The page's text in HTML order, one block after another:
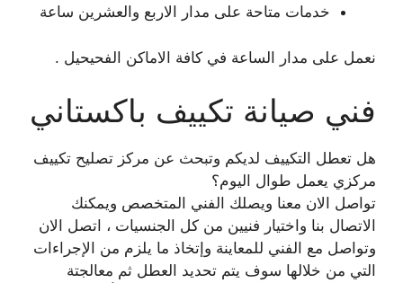
خدمات متاحة على مدار الاربع والعشرين ساعة
نعمل على مدار الساعة في كافة الاماكن الفحيحيل .
فني صيانة تكييف باكستاني
هل تعطل التكييف لديكم وتبحث عن مركز تصليح تكييف
مركزي يعمل طوال اليوم؟
تواصل الان معنا ويصلك الفني المتخصص ويمكنك
الاتصال بنا واختيار فنيين من كل الجنسيات ، اتصل الان
وتواصل مع الفني للمعاينة وإتخاذ ما يلزم من الإجراءات
التي من خلالها سوف يتم تحديد العطل ثم معالجتة